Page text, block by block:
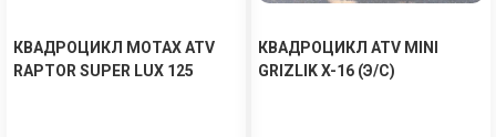
КВАДРОЦИКЛ MOTAX ATV
RAPTOR SUPER LUX 125
КВАДРОЦИКЛ ATV MINI
GRIZLIK X-16 (Э/С)